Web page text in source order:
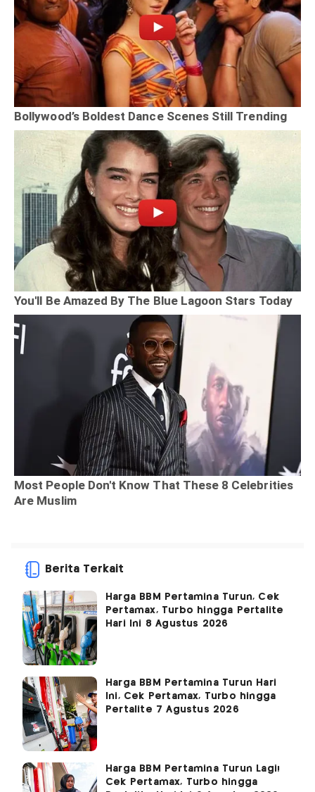
Berita Terkait
Harga BBM Pertamina Turun, Cek
Pertamax, Turbo hingga Pertalite
Hari Ini 8 Agustus 2026
Harga BBM Pertamina Turun Hari
Ini, Cek Pertamax, Turbo hingga
Pertalite 7 Agustus 2026
Harga BBM Pertamina Turun Lagi!
Cek Pertamax, Turbo hingga